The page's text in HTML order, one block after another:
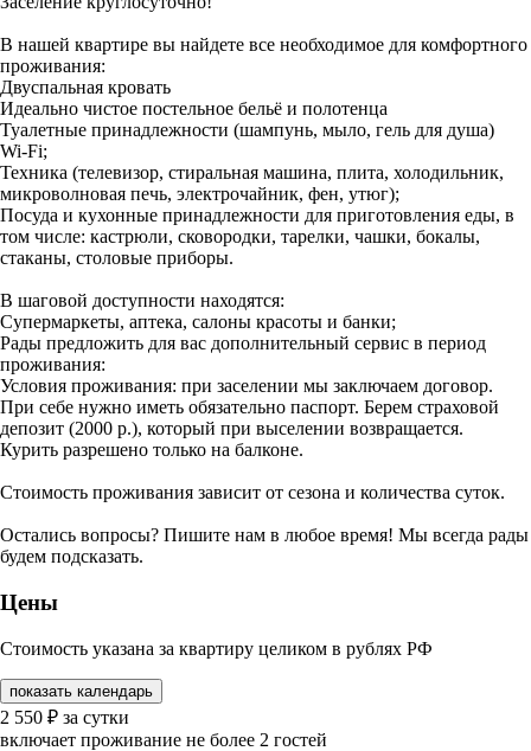
В нашей квартире вы найдете все необходимое для комфортного
проживания:
Двуспальная кровать
Идеально чистое постельное бельё и полотенца
Туалетные принадлежности (шампунь, мыло, гель для душа)
Wi-Fi;
Техника (телевизор, стиральная машина, плита, холодильник,
микроволновая печь, электрочайник, фен, утюг);
Посуда и кухонные принадлежности для приготовления еды, в
том числе: кастрюли, сковородки, тарелки, чашки, бокалы,
стаканы, столовые приборы.
В шаговой доступности находятся:
Супермаркеты, аптека, салоны красоты и банки;
Рады предложить для вас дополнительный сервис в период
проживания:
Условия проживания: при заселении мы заключаем договор.
При себе нужно иметь обязательно паспорт. Берем страховой
депозит (2000 р.), который при выселении возвращается.
Курить разрешено только на балконе.
Стоимость проживания зависит от сезона и количества суток.
Остались вопросы? Пишите нам в любое время! Мы всегда рады
будем подсказать.
Цены
Стоимость указана за квартиру целиком в рублях РФ
показать календарь
2 550 ₽ за сутки
включает проживание не более 2 гостей